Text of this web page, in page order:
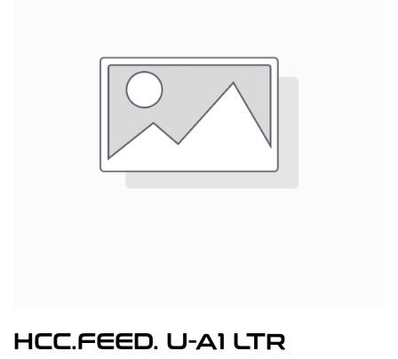
HCC.FEED. U-A1 LTR